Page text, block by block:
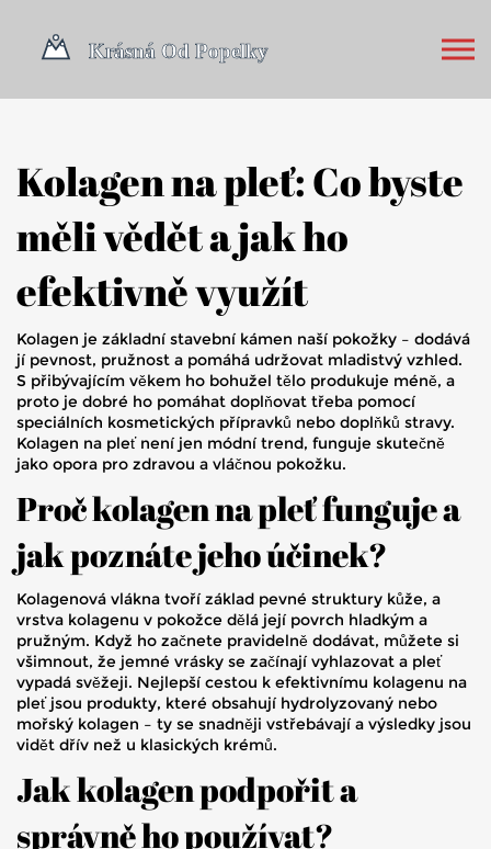
Kolagen na pleť: Co byste
měli vědět a jak ho
efektivně využít
Kolagen je základní stavební kámen naší pokožky – dodává
jí pevnost, pružnost a pomáhá udržovat mladistvý vzhled.
S přibývajícím věkem ho bohužel tělo produkuje méně, a
proto je dobré ho pomáhat doplňovat třeba pomocí
speciálních kosmetických přípravků nebo doplňků stravy.
Kolagen na pleť není jen módní trend, funguje skutečně
jako opora pro zdravou a vláčnou pokožku.
Proč kolagen na pleť funguje a
jak poznáte jeho účinek?
Kolagenová vlákna tvoří základ pevné struktury kůže, a
vrstva kolagenu v pokožce dělá její povrch hladkým a
pružným. Když ho začnete pravidelně dodávat, můžete si
všimnout, že jemné vrásky se začínají vyhlazovat a pleť
vypadá svěžeji. Nejlepší cestou k efektivnímu kolagenu na
pleť jsou produkty, které obsahují hydrolyzovaný nebo
mořský kolagen – ty se snadněji vstřebávají a výsledky jsou
vidět dřív než u klasických krémů.
Jak kolagen podpořit a
správně ho používat?